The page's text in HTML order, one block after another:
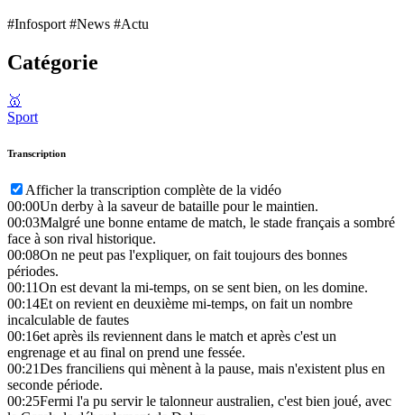
#Infosport #News #Actu
Catégorie
🥇
Sport
Transcription
Afficher la transcription complète de la vidéo
00:00Un derby à la saveur de bataille pour le maintien.
00:03Malgré une bonne entame de match, le stade français a sombré
face à son rival historique.
00:08On ne peut pas l'expliquer, on fait toujours des bonnes
périodes.
00:11On est devant la mi-temps, on se sent bien, on les domine.
00:14Et on revient en deuxième mi-temps, on fait un nombre
incalculable de fautes
00:16et après ils reviennent dans le match et après c'est un
engrenage et au final on prend une fessée.
00:21Des franciliens qui mènent à la pause, mais n'existent plus en
seconde période.
00:25Fermi l'a pu servir le talonneur australien, c'est bien joué, avec